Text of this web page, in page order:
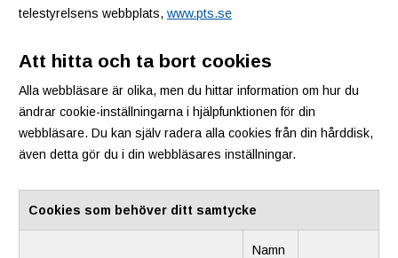
telestyrelsens webbplats, www.pts.se
Att hitta och ta bort cookies
Alla webbläsare är olika, men du hittar information om hur du
ändrar cookie-inställningarna i hjälpfunktionen för din
webbläsare. Du kan själv radera alla cookies från din hårddisk,
även detta gör du i din webbläsares inställningar.
Cookies som behöver ditt samtycke
Namn